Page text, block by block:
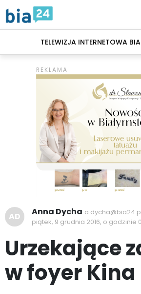
TELEWIZJA INTERNETOWA
AD Anna Dycha
piątek, 9 grudnia 2016, o godzinie
Urzekające
w foyer Kina